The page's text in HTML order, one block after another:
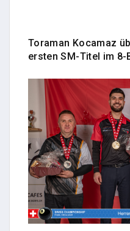
Toraman Kocamaz
ersten SM-Titel im 8-